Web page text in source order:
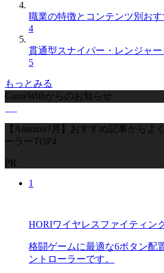
職業の特徴とコンテンツ別お
4
貫通型スナイパー・レンジャー
5
もっとみる
GameWithからのお知らせ
【Amazon7月】おすすめ記事からよ
ーラーTOP4
PR
1
HORIワイヤレスファイティン
格闘ゲームに最適な6ボタン配
ントローラーです。